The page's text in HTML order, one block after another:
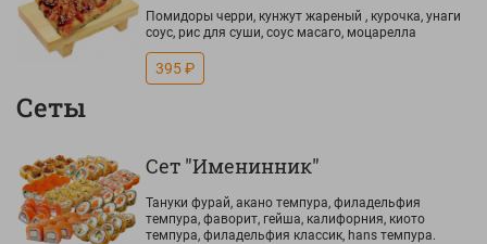
Помидоры черри, кунжут жареный , курочка, унаги
соус, рис для суши, соус масаго, моцарелла
395 ₽
Сеты
Сет "Именинник"
Тануки фурай, акано темпура, филадельфия
темпура, фаворит, гейша, калифорния, киото
темпура, филадельфия классик, hans темпура.